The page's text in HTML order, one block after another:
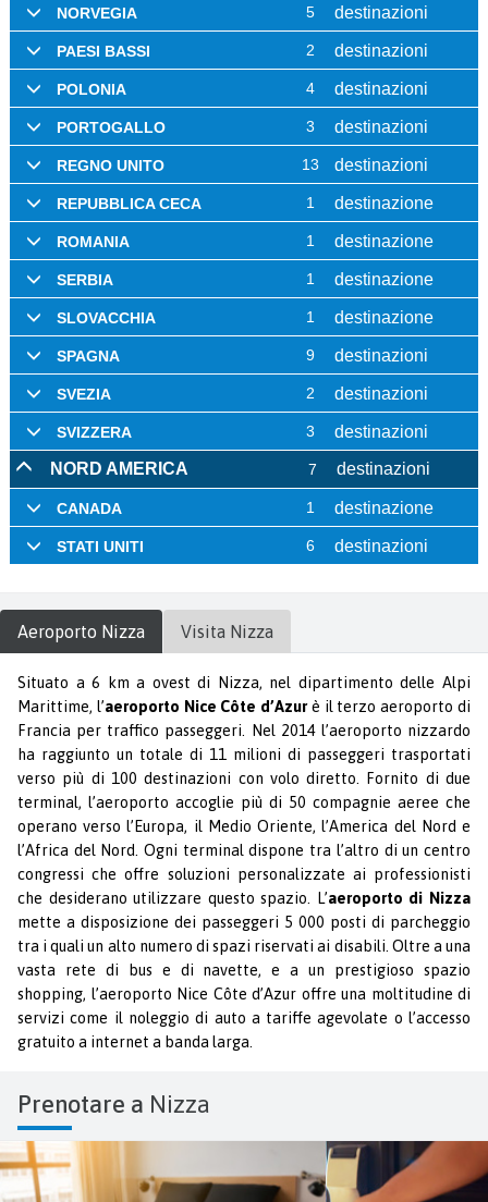
Aeroporto Nizza Visita Nizza
Situato a 6 km a ovest di Nizza, nel dipartimento delle Alpi
Marittime, l’aeroporto Nice Côte d’Azurè il terzo aeroporto di
Francia per traffico passeggeri. Nel 2014 l’aeroporto nizzardo
ha raggiunto un totale di 11 milioni di passeggeri trasportati
verso più di 100 destinazioni con volo diretto. Fornito di due
terminal, l’aeroporto accoglie più di 50 compagnie aeree che
operano verso l’Europa, il Medio Oriente, l’America del Nord e
l’Africa del Nord. Ogni terminal dispone tra l’altro di un centro
congressi che offre soluzioni personalizzate ai professionisti
che desiderano utilizzare questo spazio. L’aeroporto di Nizza
mette a disposizione dei passeggeri 5 000 posti di parcheggio
tra i quali un alto numero di spazi riservati ai disabili. Oltre a una
vasta rete di bus e di navette, e a un prestigioso spazio
shopping, l’aeroporto Nice Côte d’Azur offre una moltitudine di
servizi come il noleggio di auto a tariffe agevolate o l’accesso
gratuito a internet a banda larga.
Prenotare a Nizza